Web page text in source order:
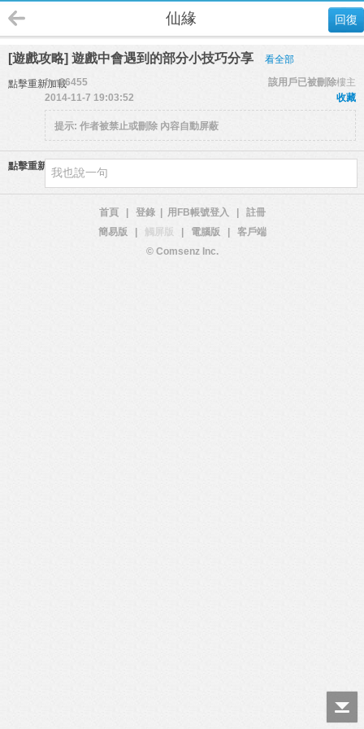
回復
仙緣
[遊戲攻略] 遊戲中會遇到的部分小技巧分享 看全部
點擊重新加載 樓主
fnn06455
該用戶已被刪除
收藏
2014-11-7 19:03:52
提示: 作者被禁止或刪除 內容自動屏蔽
點擊重新加載
首頁 登錄 用FB帳號登入
註冊
簡易版
觸屏版 電腦版
客戶端
© Comsenz Inc.